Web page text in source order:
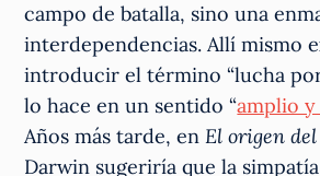
campo de batalla, sino una
interdependencias. Allí mismo
introducir el término “lucha
lo hace en un sentido “amplio
Años más tarde, enEl origen
Darwin sugeriría que la